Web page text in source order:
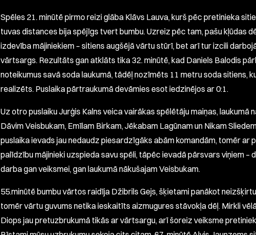
Spēles 21. minūtē pirmo reizi glāba Klāvs Lauva, kurš pēc pretinieka
tuvas distances bija spējīgs tvert bumbu. Uzreiz pēc tam, pašu kļūdas
izdevība mājiniekiem – sitiens augšējā vārtu stūrī, bet arī tur izcili
vārtsargs. Rezultāts gan atklāts tika 32. minūtē, kad Daniels Balodis
noteikumus savā soda laukumā, tādēļ nozīmēts 11 metru soda sitiens,
realizēts. Puslaika pārtraukumā devāmies esot iedzinējos ar 0:1.
Uz otro puslaiku Jurģis Kalns veica vairākas spēlētāju maiņas, laukumā
Dāvim Veisbukam, Emīlam Birkam, Jēkabam Lagūnam un Nikam
puslaika ievads jau nedaudz piesardzīgāks abām komandām, tomēr ar
palīdzību mājinieki uzspieda savu spēli, tāpēc ievadā pārsvars viņiem –
darba gan veiksmei, gan laukumā nākušajam Veisbukam.
55.minūtē bumbu vārtos raidīja Džibrils Gejs, šķietami panākot
tomēr vārtu guvums netika ieskaitīts aizmugures stāvokļa dēļ. Mirkli
Diops jau pretuzbrukumā tikās ar vārtsargu, arī šoreiz veiksme